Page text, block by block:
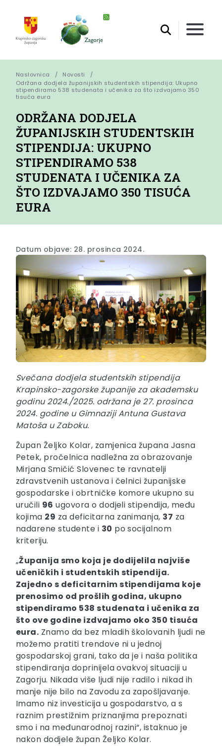
Naslovnica
Novosti
Održana dodjela županijskih studentskih stipendija: Ukupno
stipendiramo 538 studenata i učenika za što izdvajamo 350
tisuća eura
ODRŽANA DODJELA
ŽUPANIJSKIH STUDENTSKIH
STIPENDIJA: UKUPNO
STIPENDIRAMO 538
STUDENATA I UČENIKA ZA
ŠTO IZDVAJAMO 350 TISUĆA
EURA
Datum objave: 28. prosinca 2024.
Svečana dodjela studentskih stipendija
Krapinsko-zagorske županije za akademsku
godinu 2024./2025. održana je 27. prosinca
2024. godine u Gimnaziji Antuna Gustava
Matoša u Zaboku.
Župan Željko Kolar, zamjenica župana Jasna
Petek, pročelnica nadležna za obrazovanje
Mirjana Smičić Slovenec te ravnatelji
zdravstvenih ustanova i čelnici županijske
gospodarske i obrtničke komore ukupno su
uručili 96 ugovora o dodjeli stipendija, među
kojima 29 za deficitarna zanimanja, 37 za
nadarene studente i 30 po socijalnom
kriteriju.
„Županija smo koja je dodijelila najviše
učeničkih i studentskih stipendija.
Zajedno s deficitarnim stipendijama koje
prenosimo od prošlih godina, ukupno
stipendiramo 538 studenata i učenika za
što ove godine izdvajamo oko 350 tisuća
eura. Znamo da bez mladih školovanih ljudi ne
možemo pratiti trendove ni u jednoj
gospodarskoj grani, tako da je i naša politika
stipendiranja doprinijela ovakvoj situaciji u
Zagorju. Nikada više ljudi nije radilo i nikad ih
manje nije bilo na Zavodu za zapošljavanje.
Imamo niz investicija u gospodarstvo, a s
raznim prestižnim priznanjima prepoznati
smo i na međunarodnoj razini“, istaknuo je
nakon dodjele župan Željko Kolar.